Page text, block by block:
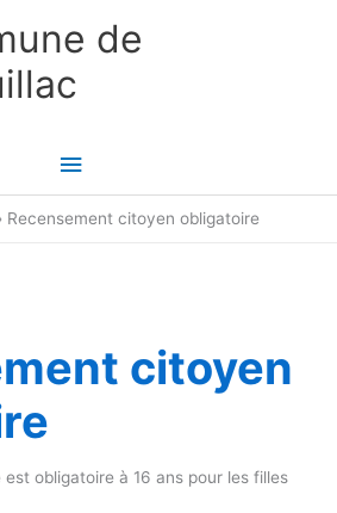
de
Menu
principal
Recensement citoyen obligatoire
citoyen
obligatoire à 16 ans pour les filles